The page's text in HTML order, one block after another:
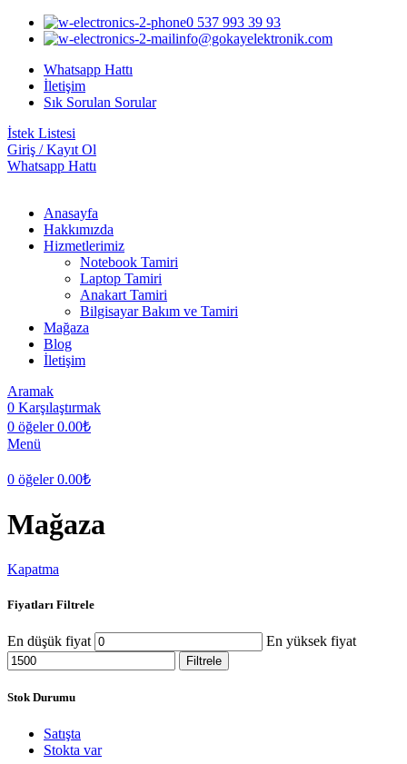
0 537 993 39 93
info@gokayelektronik.com
Whatsapp Hattı
İletişim
Sık Sorulan Sorular
İstek Listesi
Giriş / Kayıt Ol
Whatsapp Hattı
Anasayfa
Hakkımızda
Hizmetlerimiz
Notebook Tamiri
Laptop Tamiri
Anakart Tamiri
Bilgisayar Bakım ve Tamiri
Mağaza
Blog
İletişim
Aramak
0 Karşılaştırmak
0 öğeler 0.00₺
Menü
0 öğeler 0.00₺
Mağaza
Kapatma
Fiyatları Filtrele
En düşük fiyat En yüksek fiyat
Filtrele
Stok Durumu
Satışta
Stokta var